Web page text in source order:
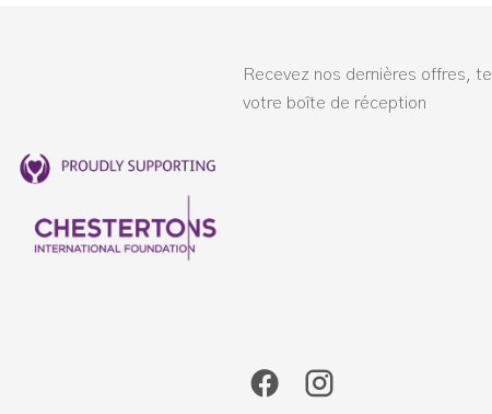
Recevez nos dernières offres,
votre boîte de réception